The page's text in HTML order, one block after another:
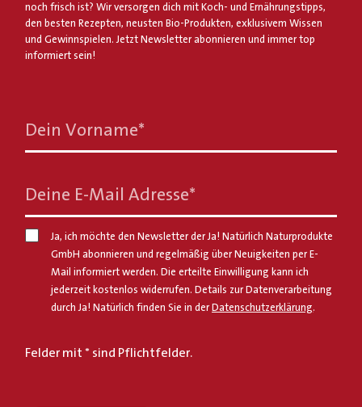
noch frisch ist? Wir versorgen dich mit Koch- und Ernährungstipps,
den besten Rezepten, neusten Bio-Produkten, exklusivem Wissen
und Gewinnspielen. Jetzt Newsletter abonnieren und immer top
informiert sein!
Dein Vorname*
Deine E-Mail Adresse*
Ja, ich möchte den Newsletter der Ja! Natürlich Naturprodukte
GmbH abonnieren und regelmäßig über Neuigkeiten per E-
Mail informiert werden. Die erteilte Einwilligung kann ich
jederzeit kostenlos widerrufen. Details zur Datenverarbeitung
durch Ja! Natürlich finden Sie in derDatenschutzerklärung.
Felder mit * sind Pflichtfelder.